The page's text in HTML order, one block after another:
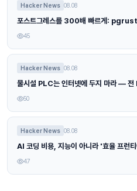
Hacker News 08.08
포스트그레스를 300배 빠르게: pgrust
45
Hacker News 08.08
물시설 PLC는 인터넷에 두지 마라 — 전
50
Hacker News 08.08
AI 코딩 비용, 지능이 아니라 '효율 프런
47